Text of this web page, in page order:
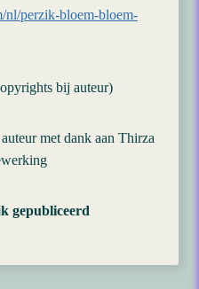
nl/perzik-bloem-bloem-
bij auteur)
met dank aan Thirza
gepubliceerd